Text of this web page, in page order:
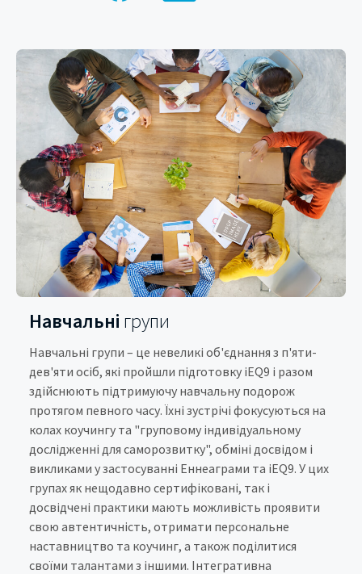
Навчальні групи
Навчальні групи – це невеликі об'єднання з п'яти-
дев'яти осіб, які пройшли підготовку iEQ9 і разом
здійснюють підтримуючу навчальну подорож
протягом певного часу. Їхні зустрічі фокусуються на
колах коучингу та "груповому індивідуальному
дослідженні для саморозвитку", обміні досвідом і
викликами у застосуванні Еннеаграми та iEQ9. У цих
групах як нещодавно сертифіковані, так і
досвідчені практики мають можливість проявити
свою автентичність, отримати персональне
наставництво та коучинг, а також поділитися
своїми талантами з іншими. Інтегративна